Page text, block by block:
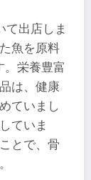
て出店しま
魚を原料
。栄養豊富
は、健康
ていまし
ていま
とで、骨